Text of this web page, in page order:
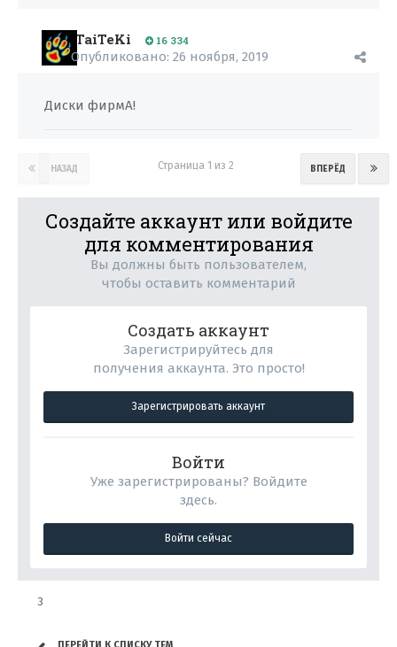
TaiTeKi 16 334
Опубликовано: 26 ноября, 2019
Диски фирмА!
НАЗАД ВПЕРЁД
Страница 1 из 2
Создайте аккаунт или войдите
для комментирования
Вы должны быть пользователем,
чтобы оставить комментарий
Создать аккаунт
Зарегистрируйтесь для
получения аккаунта. Это просто!
Зарегистрировать аккаунт
Войти
Уже зарегистрированы? Войдите
здесь.
Войти сейчас
3